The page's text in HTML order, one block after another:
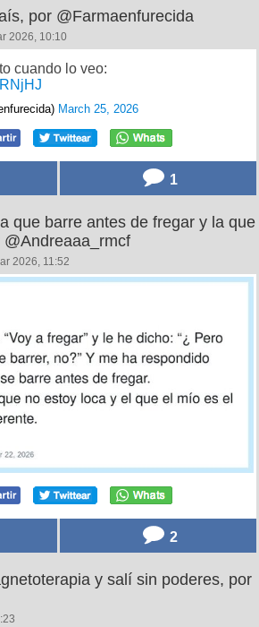
por @Farmaenfurecida
2026, 10:10
cuando lo veo:
March 25, 2026
1
que barre antes de fregar y la que
2026, 11:52
2
y salí sin poderes, por